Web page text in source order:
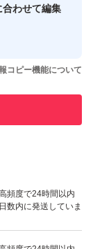
績があります
ります
頻度で24時間以内
数内に発送していま
合わせて編集
コピー機能について